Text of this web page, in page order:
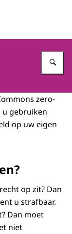
zero-
u gebruiken
op uw eigen
op zit? Dan
u strafbaar.
Dan moet
niet